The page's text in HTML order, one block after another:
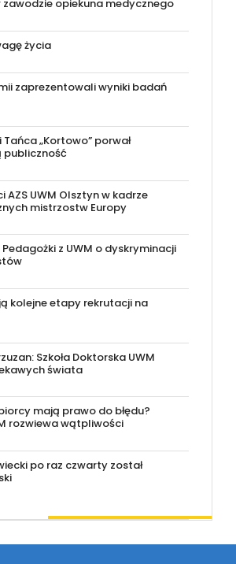
zawodzie opiekuna medycznego
życia
zaprezentowali wyniki badań
Tańca „Kortowo” porwał
publiczność
AZS UWM Olsztyn w kadrze
mistrzostw Europy
z UWM o dyskryminacji
kolejne etapy rekrutacji na
Szkoła Doktorska UWM
świata
mają prawo do błędu?
rozwiewa wątpliwości
po raz czwarty został